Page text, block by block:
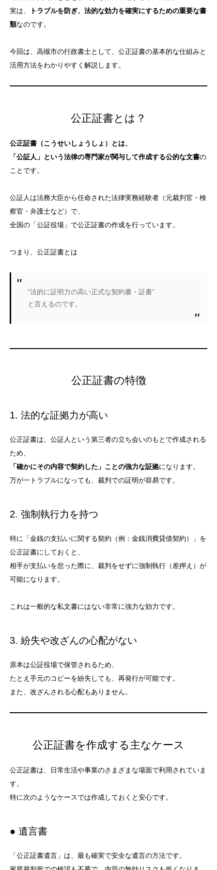
実は、
トラブルを防ぎ、法的な効力を確実にするための重要な書
類なのです。
今回は、高槻市の行政書士として、公正証書の基本的な仕組みと
活用方法をわかりやすく解説します。
公正証書とは？
公正証書（こうせいしょうしょ）とは、
「公証人」という法律の専門家が関与して作成する公的な文書の
ことです。
公証人は法務大臣から任命された法律実務経験者（元裁判官・検
察官・弁護士など）で、
全国の「公証役場」で公正証書の作成を行っています。
つまり、公正証書とは
“法的に証明力の高い正式な契約書・証書”
と言えるのです。
公正証書の特徴
1. 法的な証拠力が高い
公正証書は、公証人という第三者の立ち会いのもとで作成される
ため、
「確かにその内容で契約した」ことの強力な証拠になります。
万が一トラブルになっても、裁判での証明が容易です。
2. 強制執行力を持つ
特に「金銭の支払いに関する契約（例：金銭消費貸借契約）」を
公正証書にしておくと、
相手が支払いを怠った際に、裁判をせずに強制執行（差押え）が
可能になります。
これは一般的な私文書にはない非常に強力な効力です。
3. 紛失や改ざんの心配がない
原本は公証役場で保管されるため、
たとえ手元のコピーを紛失しても、再発行が可能です。
また、改ざんされる心配もありません。
公正証書を作成する主なケース
公正証書は、日常生活や事業のさまざまな場面で利用されていま
す。
特に次のようなケースでは作成しておくと安心です。
● 遺言書
「公正証書遺言」は、最も確実で安全な遺言の方法です。